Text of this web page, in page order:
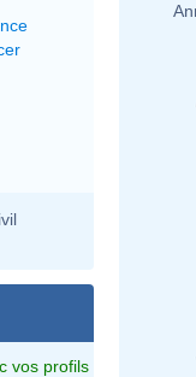
vos profils